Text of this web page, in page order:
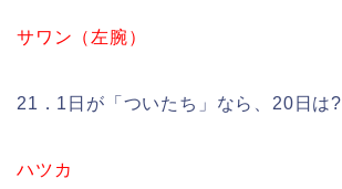
サワン（左腕）
21．1日が「ついたち」なら、20日は?
ハツカ